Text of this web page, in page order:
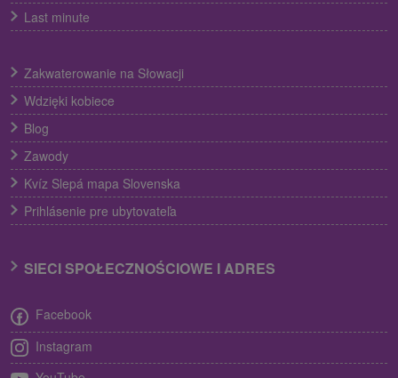
Last minute
Zakwaterowanie na Słowacji
Wdzięki kobiece
Blog
Zawody
Kvíz Slepá mapa Slovenska
Prihlásenie pre ubytovateľa
SIECI SPOŁECZNOŚCIOWE I ADRES
Facebook
Instagram